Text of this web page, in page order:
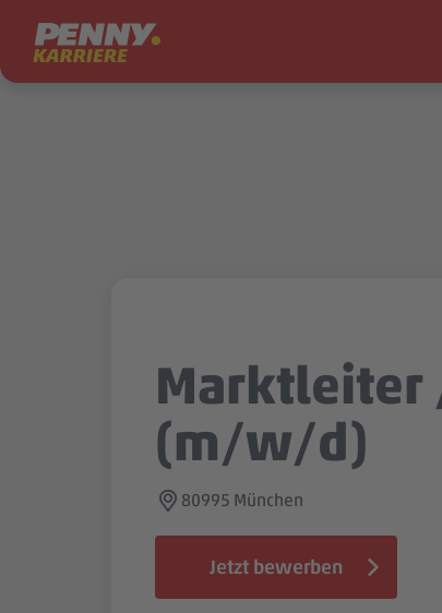
Zum Inhalt springen
(m/w/d)
80995 München
Jetzt bewerben